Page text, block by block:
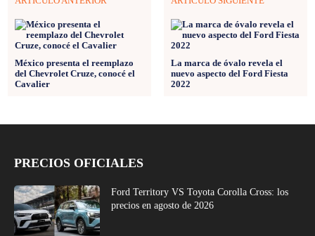
México presenta el reemplazo
del Chevrolet Cruze, conocé el
Cavalier
La marca de óvalo revela el
nuevo aspecto del Ford Fiesta
2022
PRECIOS OFICIALES
Ford Territory VS Toyota Corolla Cross: los
precios en agosto de 2026